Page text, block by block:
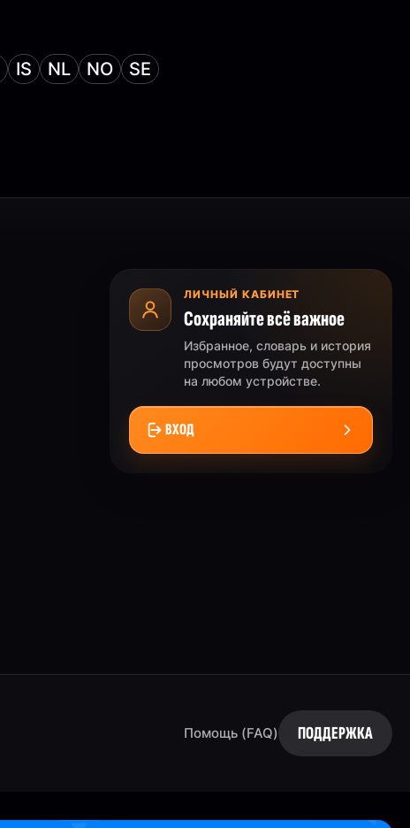
IS NL NO SE
ЛИЧНЫЙ КАБИНЕТ
Сохраняйте всё важное
Избранное, словарь и история
просмотров будут доступны
на любом устройстве.
ВХОД
Помощь (FAQ) ПОДДЕРЖКА